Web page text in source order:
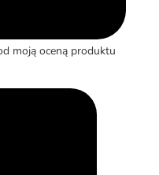
moją oceną produktu